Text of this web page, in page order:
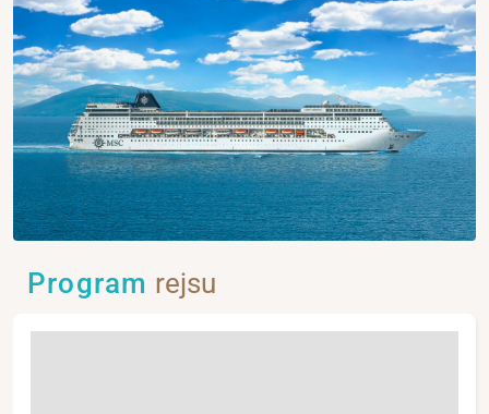
Program rejsu